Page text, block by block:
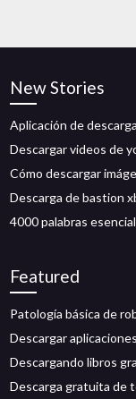
New Stories
Aplicación de
Descargar videos de
Cómo descargar
Descarga de bastion
4000 palabras
Featured
Patología básica de
Descargar
Descargando libros
Descarga gratuita de